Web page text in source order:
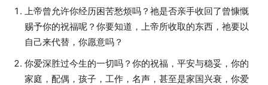
上帝曾允许你经历困苦愁烦吗？祂是否亲手收回了曾慷慨
赐予你的祝福呢？你要知道，上帝所收取的东西，祂要以
自己来代替，你愿意吗？
你爱深胜过今生的一切吗？你的祝福，平安与稳妥，你的
家庭，配偶，孩子，工作，名声，甚至是家国兴衰，你爱